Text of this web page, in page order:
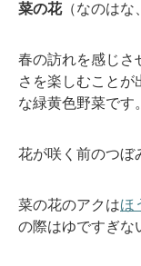
菜の花（なのはな
春の訪れを感じさ
さを楽しむことが
な緑黄色野菜です。
花が咲く前のつぼ
菜の花のアクはほ
の際はゆですぎな